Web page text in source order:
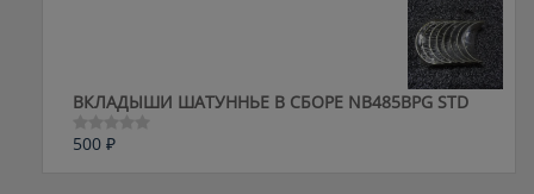
ВКЛАДЫШИ ШАТУННЬЕ В СБОРЕ NB485BPG STD
Оценка
500 ₽